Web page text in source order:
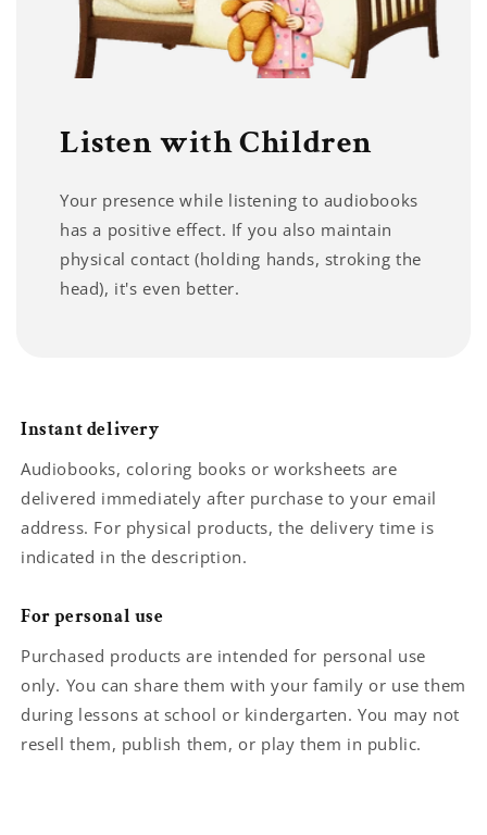
Listen with Children
Your presence while listening to audiobooks
has a positive effect. If you also maintain
physical contact (holding hands, stroking the
head), it's even better.
Instant delivery
Audiobooks, coloring books or worksheets are
delivered immediately after purchase to your email
address. For physical products, the delivery time is
indicated in the description.
For personal use
Purchased products are intended for personal use
only. You can share them with your family or use them
during lessons at school or kindergarten. You may not
resell them, publish them, or play them in public.